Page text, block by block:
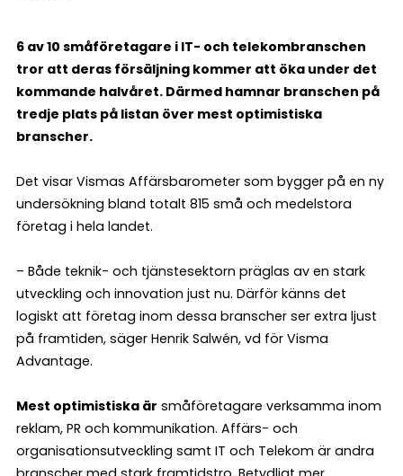
6 av 10 småföretagare i IT- och telekombranschen
tror att deras försäljning kommer att öka under det
kommande halvåret. Därmed hamnar branschen på
tredje plats på listan över mest optimistiska
branscher.
Det visar Vismas Affärsbarometer som bygger på en ny
undersökning bland totalt 815 små och medelstora
företag i hela landet.
– Både teknik- och tjänstesektorn präglas av en stark
utveckling och innovation just nu. Därför känns det
logiskt att företag inom dessa branscher ser extra ljust
på framtiden, säger Henrik Salwén, vd för Visma
Advantage.
Mest optimistiska är småföretagare verksamma inom
reklam, PR och kommunikation. Affärs- och
organisationsutveckling samt IT och Telekom är andra